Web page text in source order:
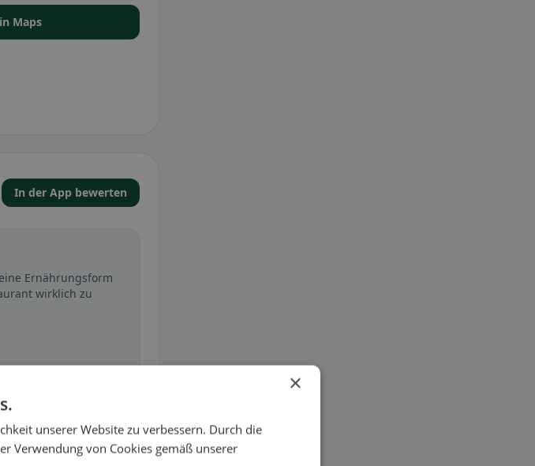
Maps
In der App bewerten
Ernährungsform
wirklich zu
vegetarisch oder
×
unserer Website zu verbessern. Durch die
Verwendung von Cookies gemäß unserer